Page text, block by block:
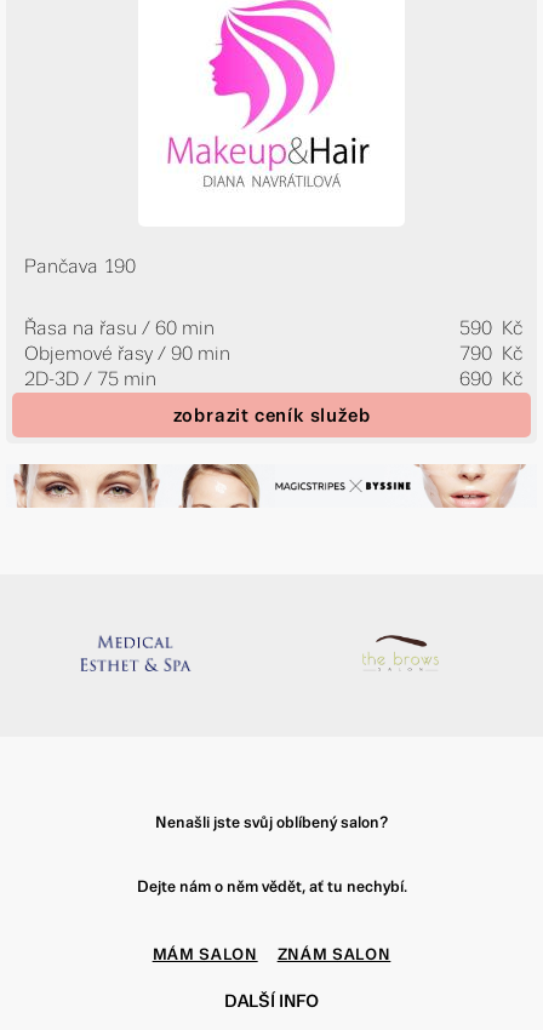
Pančava 190
Řasa na řasu / 60 min
590 Kč
Objemové řasy / 90 min
790 Kč
2D-3D / 75 min
690 Kč
zobrazit ceník služeb
Nenašli jste svůj oblíbený salon?
Dejte nám o něm vědět, ať tu nechybí.
MÁM SALON ZNÁM SALON
DALŠÍ INFO